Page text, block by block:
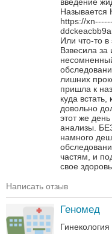
введение
Называется
https://xn------
Или что-то
Взвесила
лишних
пришла к
куда
довольно
этот же
анализы.
намного
частям, и
свое
Написать отзыв
Геномед
Гинекология